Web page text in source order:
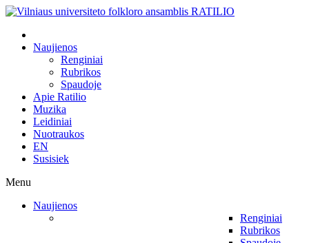
Naujienos
Renginiai
Rubrikos
Spaudoje
Apie Ratilio
Muzika
Leidiniai
Nuotraukos
EN
Susisiek
Menu
Naujienos
Renginiai
Rubrikos